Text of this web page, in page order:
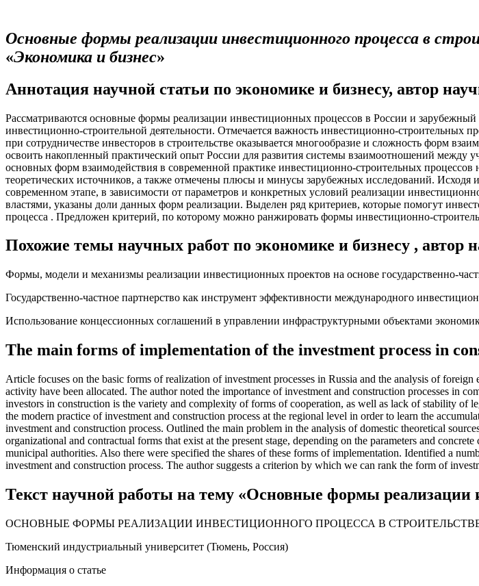
Основные формы реализации инвестиционного процесса в
«Экономика и бизнес»
Аннотация научной статьи по экономике и бизнесу, автор
Рассматриваются основные формы реализации инвестиционных процессов в России и
инвестиционно-строительной деятельности. Отмечается важность ин­вестиционно-строительных
при сотрудничестве инвесторов в строительстве оказывается многообразие и сложность форм
освоить накопленный практический опыт России для развития системы взаимоотношений между
основных форм взаимодей­ствия в современной практике инвестиционно-строительных
теоретических источни­ков, а также отмечены плюсы и минусы зарубежных исследований.
современном эта­пе, в зависимости от параметров и конкретных условий реализации
властями, указаны доли данных форм реализации. Выделен ряд критериев, которые помогут
процесса . Предложен критерий, по которому можно ранжировать формы инвестиционно-
Похожие темы научных работ по экономике и бизнесу ,
Формы, модели и механизмы реализации инвестиционных проектов на основе государственно-
Государственно-частное партнерство как инструмент эффективности международного
Использование концессионных соглашений в управлении инфраструктурными объектами
The main forms of implementation of the investment process in
Article focuses on the basic forms of realization of investment processes in Russia and the analysis of
acti­vity have been allocated. The author noted the importance of investment and construction processes in
investors in construction is the variety and complexity of forms of cooperation, as well as lack of stability
the modern practice of investment and construction process at the regional level in order to learn the
investment and construction process. Outlined the main problem in the analysis of domestic theoretical
organizational and contractual forms that exist at the present stage, depending on the parameters and
municipal authorities. Also there were specified the shares of these forms of implementation. Identified a
investment and construction process. The author suggests a criterion by which we can rank the form of
Текст научной работы на тему «Основные формы реализации
ОСНОВНЫЕ ФОРМЫ РЕАЛИЗАЦИИ ИНВЕСТИЦИОННОГО ПРОЦЕССА В
Тюменский индустриальный университет (Тюмень, Россия)
Информация о статье